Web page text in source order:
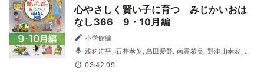
心やさしく賢い子に育つ みじかいおは
なし366 9・10月編
小学館編
浅科准平, 石井孝英, 島田愛野, 南雲希美, 野津山幸宏, 八
木田幸恵, 山谷祥生, 神森徹也（歌・演奏）
03:42:09